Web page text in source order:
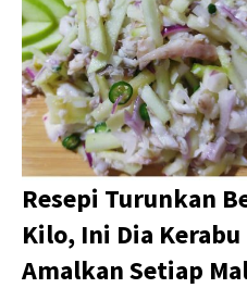
Resepi Turunkan
Kilo, Ini Dia Kerabu
Amalkan Setiap